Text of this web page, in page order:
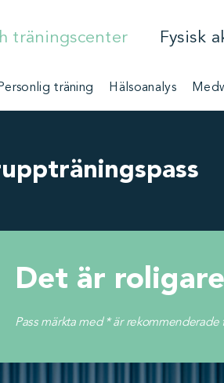
träningscenter Fysisk
Personlig träning Hälsoanalys
Det är
Pass märkta med * är rekommenderade